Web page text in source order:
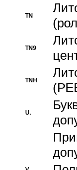
TN
TN9
TNH
U.